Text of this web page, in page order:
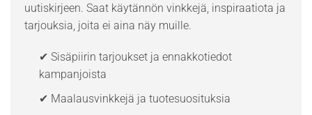
uutiskirjeen. Saat käytännön vinkkejä, inspiraatiota ja
tarjouksia, joita ei aina näy muille.
✔ Sisäpiirin tarjoukset ja ennakkotiedot
kampanjoista
✔ Maalausvinkkejä ja tuotesuosituksia